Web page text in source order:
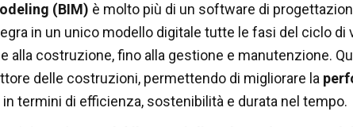
(BIM) è molto più di un software di
in un unico modello digitale tutte le fasi del ciclo di
alla costruzione, fino alla gestione e manutenzione.
delle costruzioni, permettendo di migliorare la
in termini di efficienza, sostenibilità e durata nel tempo.